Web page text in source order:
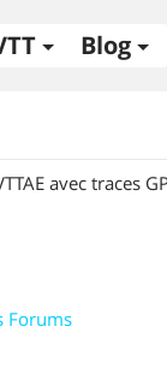
Blog
avec traces
Forums